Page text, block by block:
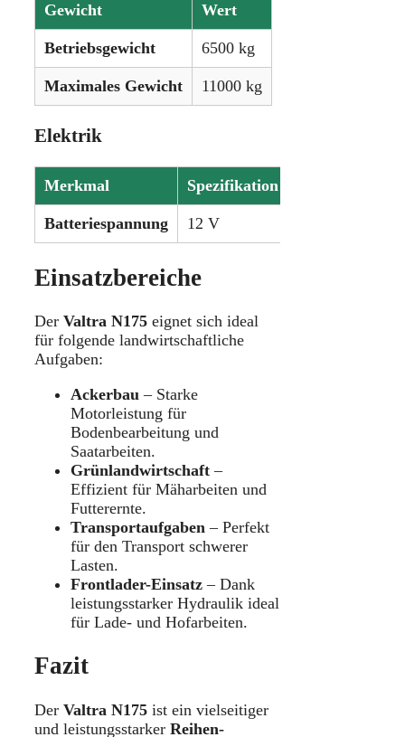
Gewicht Wert
Betriebsgewicht 6500 kg
Maximales Gewicht 11000 kg
Elektrik
Merkmal Spezifikation
Batteriespannung 12 V
Einsatzbereiche
Der Valtra N175 eignet sich ideal
für folgende landwirtschaftliche
Aufgaben:
Ackerbau – Starke
Motorleistung für
Bodenbearbeitung und
Saatarbeiten.
Grünlandwirtschaft –
Effizient für Mäharbeiten und
Futterernte.
Transportaufgaben – Perfekt
für den Transport schwerer
Lasten.
Frontlader-Einsatz – Dank
leistungsstarker Hydraulik ideal
für Lade- und Hofarbeiten.
Fazit
Der Valtra N175 ist ein vielseitiger
und leistungsstarker Reihen-